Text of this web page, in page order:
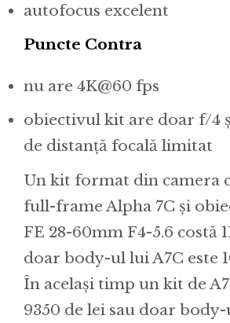
autofocus excelent
Puncte Contra
nu are 4K@60 fps
obiectivul kit are doar f/4
de distanță focală limitat
Un kit format din camera
full-frame Alpha 7C și
FE 28-60mm F4-5.6 costă
doar body-ul lui A7C este
În același timp un kit de
9350 de lei sau doar